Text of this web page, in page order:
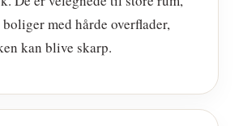
med hårde overflader,
kan blive skarp.